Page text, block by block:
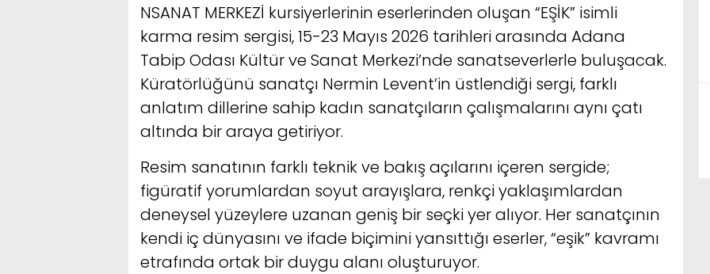
NSANAT MERKEZİ kursiyerlerinin eserlerinden oluşan “EŞİK” isimli
karma resim sergisi, 15-23 Mayıs 2026 tarihleri arasında Adana
Tabip Odası Kültür ve Sanat Merkezi’nde sanatseverlerle buluşacak.
Küratörlüğünü sanatçı Nermin Levent’in üstlendiği sergi, farklı
anlatım dillerine sahip kadın sanatçıların çalışmalarını aynı çatı
altında bir araya getiriyor.
Resim sanatının farklı teknik ve bakış açılarını içeren sergide;
figüratif yorumlardan soyut arayışlara, renkçi yaklaşımlardan
deneysel yüzeylere uzanan geniş bir seçki yer alıyor. Her sanatçının
kendi iç dünyasını ve ifade biçimini yansıttığı eserler, “eşik” kavramı
etrafında ortak bir duygu alanı oluşturuyor.